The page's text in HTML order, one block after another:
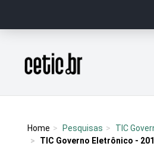
Página inicial
Home Pesquisas TIC
TIC Governo Eletrônico -